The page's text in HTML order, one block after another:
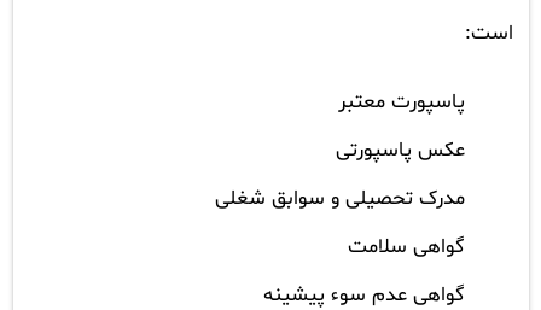
است:
پاسپورت معتبر
عکس پاسپورتی
مدرک تحصیلی و سوابق شغلی
گواهی سلامت
گواهی عدم سوء پیشینه